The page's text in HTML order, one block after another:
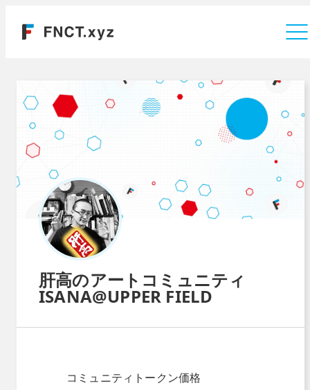
肝高のアートコミュニティ
ISANA@UPPER FIELD
コミュニティトークン価格